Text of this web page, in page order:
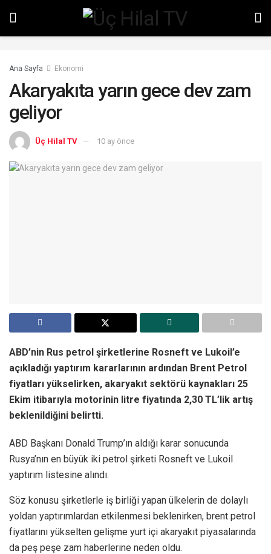
Ana Sayfa Ekonomi
Akaryakıta yarın gece dev zam
geliyor
Üç Hilal TV 10 ay önce
ABD’nin Rus petrol şirketlerine Rosneft ve Lukoil’e
açıkladığı yaptırım kararlarının ardından Brent Petrol
fiyatları yükselirken, akaryakıt sektörü kaynakları 25
Ekim itibarıyla motorinin litre fiyatında 2,30 TL’lik artış
beklenildiğini belirtti.
ABD Başkanı Donald Trump’ın aldığı karar sonucunda
Rusya’nın en büyük iki petrol şirketi Rosneft ve Lukoil
yaptırım listesine alındı.
Söz konusu şirketlerle iş birliği yapan ülkelerin de dolaylı
yoldan yaptırımlardan etkilenmesi beklenirken, brent petrol
fiyatlarını yükselten gelişme yurt içi akaryakıt piyasalarında
da peş peşe zam haberlerine neden oldu.